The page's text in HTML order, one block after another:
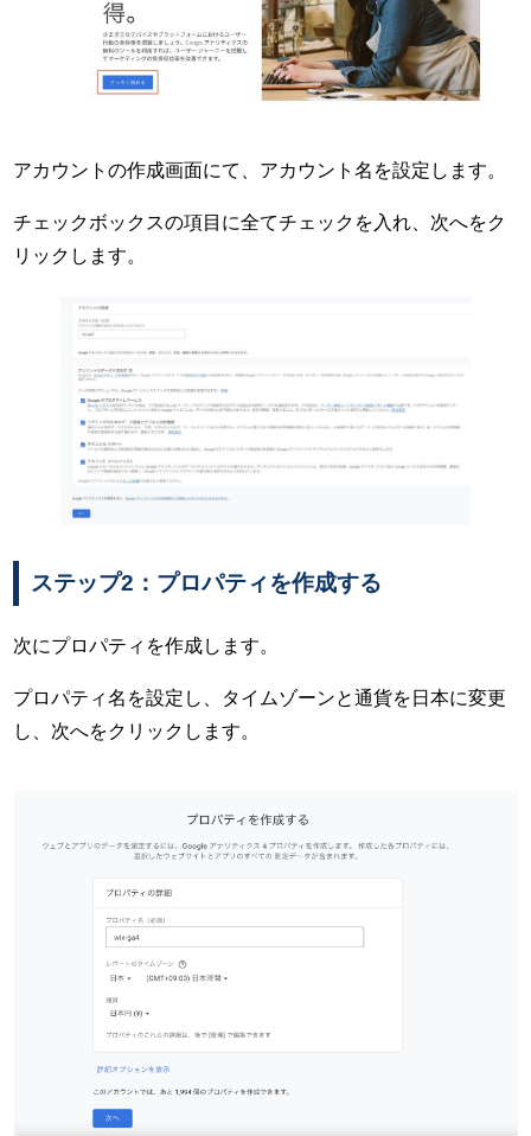
アカウントの作成画面にて、アカウント名を設定します。
チェックボックスの項目に全てチェックを入れ、次へをク
リックします。
ステップ2：プロパティを作成する
次にプロパティを作成します。
プロパティ名を設定し、タイムゾーンと通貨を日本に変更
し、次へをクリックします。